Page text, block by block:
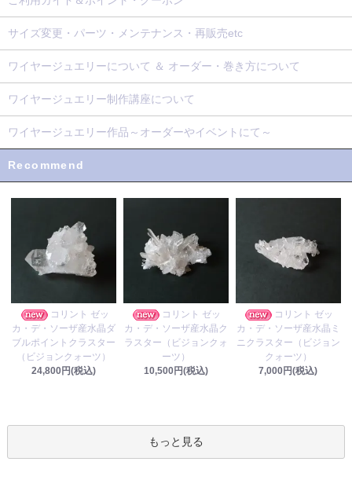
サイズ変更・パーツ・メンテナンス・再販売etc
ワイヤージュエリーについて ＆ オーダー・巻き方について
ワイヤージュエリー制作講座について
ワイヤージュエリー作品～オーダーやイベントにて～
Recommend
コリント ゼッ
カ・デ・ソーザ産水晶ダ
ブルポイントクラスター
（ビジョンクォーツ）
24,800円(税込)
コリント ゼッ
カ・デ・ソーザ産水晶ク
ラスター（ビジョンクォ
ーツ）
10,500円(税込)
コリント ゼッ
カ・デ・ソーザ産水晶ミ
ニクラスター（ビジョン
クォーツ）
7,000円(税込)
もっと見る